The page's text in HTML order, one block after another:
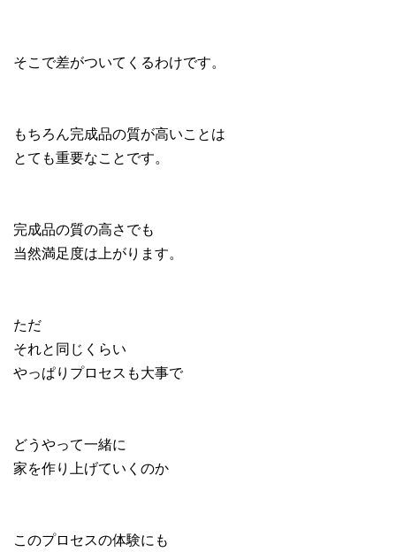
そこで差がついてくるわけです。
もちろん完成品の質が高いことは
とても重要なことです。
完成品の質の高さでも
当然満足度は上がります。
ただ
それと同じくらい
やっぱりプロセスも大事で
どうやって一緒に
家を作り上げていくのか
このプロセスの体験にも